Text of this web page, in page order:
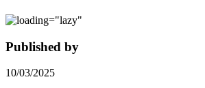
Published by
10/03/2025